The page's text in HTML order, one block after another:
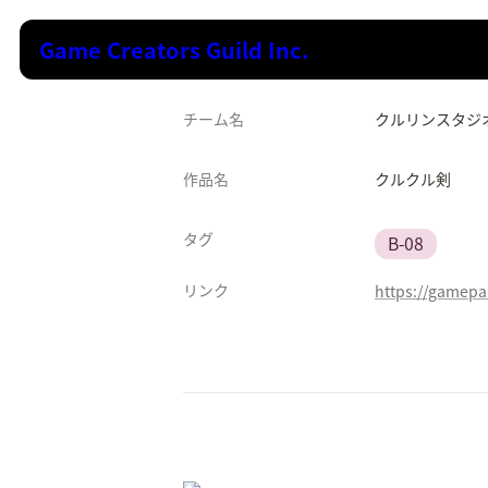
Game Creators Guild Inc.
チーム名 クルリンスタジ
作品名 クルクル剣
タグ B-08
リンク https://